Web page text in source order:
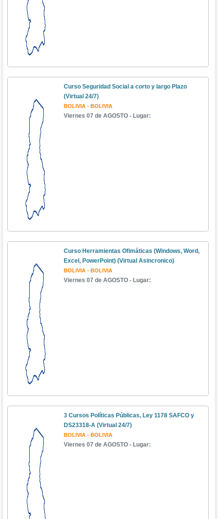
Curso Seguridad Social a corto y largo Plazo
(Virtual 24/7)
BOLIVIA - BOLIVIA
Viernes 07 de AGOSTO - Lugar:
Curso Herramientas Ofimáticas (Windows, Word,
Excel, PowerPoint) (Virtual Asincronico)
BOLIVIA - BOLIVIA
Viernes 07 de AGOSTO - Lugar:
3 Cursos Políticas Públicas, Ley 1178 SAFCO y
DS23318-A (Virtual 24/7)
BOLIVIA - BOLIVIA
Viernes 07 de AGOSTO - Lugar: